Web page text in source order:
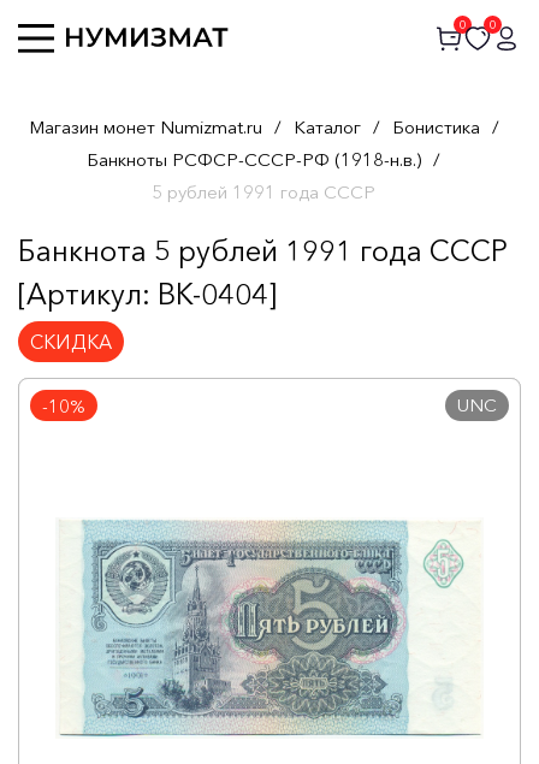
0 0
Магазин монет Numizmat.ru / Каталог / Бонистика /
Банкноты РСФСР-СССР-РФ (1918-н.в.) /
5 рублей 1991 года СССР
Банкнота 5 рублей 1991 года СССР
[Артикул: BK-0404]
СКИДКА
-10% UNC